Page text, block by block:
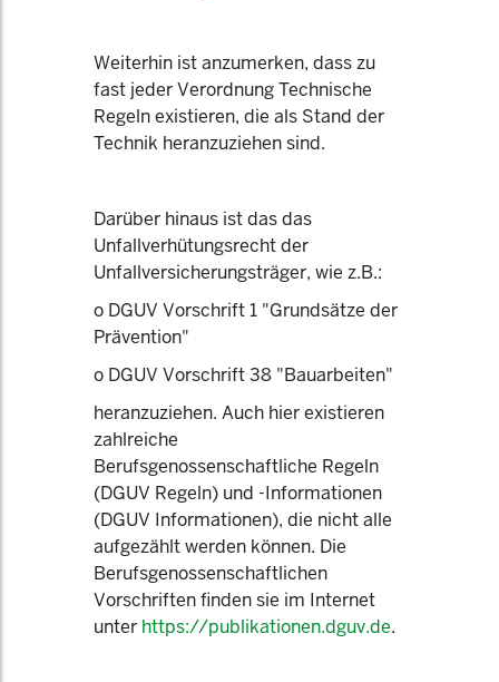
Weiterhin ist anzumerken, dass zu
fast jeder Verordnung Technische
Regeln existieren, die als Stand der
Technik heranzuziehen sind.
Darüber hinaus ist das das
Unfallverhütungsrecht der
Unfallversicherungsträger, wie z.B.:
o DGUV Vorschrift 1 "Grundsätze der
Prävention"
o DGUV Vorschrift 38 "Bauarbeiten"
heranzuziehen. Auch hier existieren
zahlreiche
Berufsgenossenschaftliche Regeln
(DGUV Regeln) und -Informationen
(DGUV Informationen), die nicht alle
aufgezählt werden können. Die
Berufsgenossenschaftlichen
Vorschriften finden sie im Internet
unter https://publikationen.dguv.de.